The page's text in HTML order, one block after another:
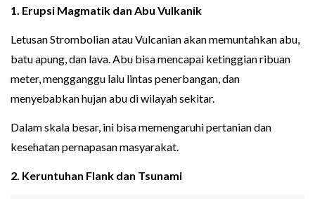
1. Erupsi Magmatik dan Abu Vulkanik
Letusan Strombolian atau Vulcanian akan memuntahkan abu,
batu apung, dan lava. Abu bisa mencapai ketinggian ribuan
meter, mengganggu lalu lintas penerbangan, dan
menyebabkan hujan abu di wilayah sekitar.
Dalam skala besar, ini bisa memengaruhi pertanian dan
kesehatan pernapasan masyarakat.
2. Keruntuhan Flank dan Tsunami